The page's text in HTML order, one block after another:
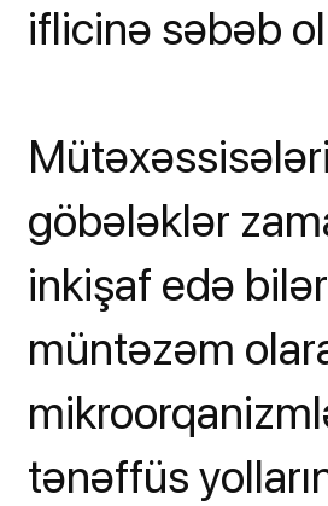
iflicinə səbəb
göbələklər
inkişaf edə
müntəzəm
tənəffüs